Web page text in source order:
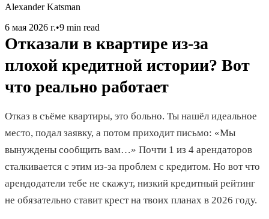
Alexander Katsman
6 мая 2026 г.•9 min read
Отказали в квартире из-за
плохой кредитной истории? Вот
что реально работает
Отказ в съёме квартиры, это больно. Ты нашёл идеальное
место, подал заявку, а потом приходит письмо: «Мы
вынуждены сообщить вам…» Почти 1 из 4 арендаторов
сталкивается с этим из-за проблем с кредитом. Но вот что
арендодатели тебе не скажут, низкий кредитный рейтинг
не обязательно ставит крест на твоих планах в 2026 году.